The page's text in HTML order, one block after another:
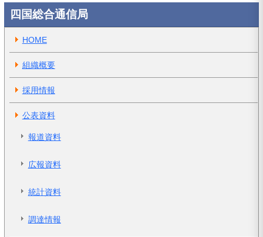
四国総合通信局
HOME
組織概要
採用情報
公表資料
報道資料
広報資料
統計資料
調達情報